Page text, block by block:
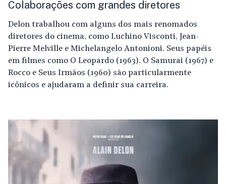
Colaborações com grandes diretores
Delon trabalhou com alguns dos mais renomados
diretores do cinema, como Luchino Visconti, Jean-
Pierre Melville e Michelangelo Antonioni. Seus papéis
em filmes como O Leopardo (1963), O Samurai (1967) e
Rocco e Seus Irmãos (1960) são particularmente
icônicos e ajudaram a definir sua carreira.